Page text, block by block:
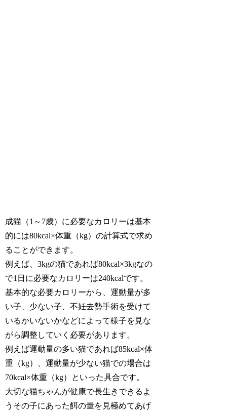
成猫（1～7歳）に必要なカロリーは基本
的には80kcal×体重（kg）の計算式で求め
ることができます。
例えば、3kgの猫であれば80kcal×3kgなの
で1日に必要なカロリーは240kcalです。
基本的な必要カロリーから、運動量が多
い子、少ない子、不妊去勢手術を受けて
いるかいないかなどによって様子を見な
がら調整していく必要があります。
例えば運動量の多い猫であれば85kcal×体
重（kg）、運動量が少ない猫での場合は
70kcal×体重（kg）といった具合です。
大切な猫ちゃんが健康で長生きできるよ
うその子にあった餌の量を見極めてあげ